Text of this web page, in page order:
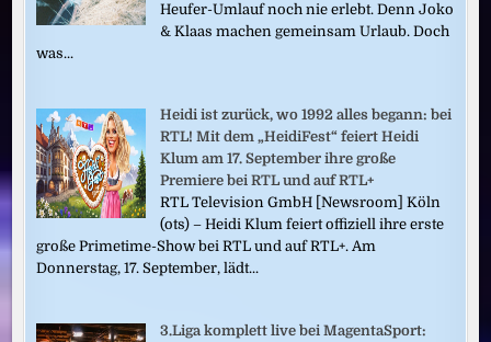
Heufer-Umlauf noch nie erlebt. Denn Joko
& Klaas machen gemeinsam Urlaub. Doch
was...
Heidi ist zurück, wo 1992 alles begann: bei
RTL! Mit dem „HeidiFest“ feiert Heidi
Klum am 17. September ihre große
Premiere bei RTL und auf RTL+
RTL Television GmbH [Newsroom] Köln
(ots) – Heidi Klum feiert offiziell ihre erste
große Primetime-Show bei RTL und auf RTL+. Am
Donnerstag, 17. September, lädt...
3.Liga komplett live bei MagentaSport: